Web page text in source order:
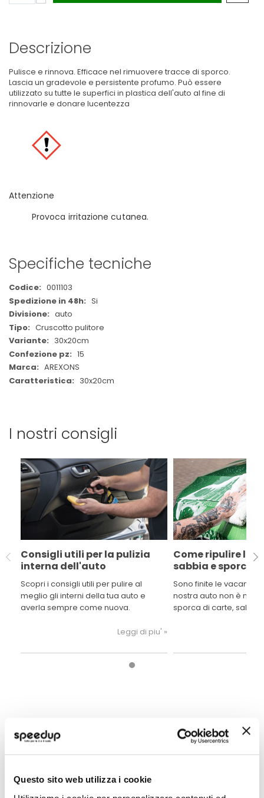
Questo sito web utilizza i cookie
Descrizione
Pulisce e rinnova. Efficace nel rimuovere tracce di sporco.
Lascia un gradevole e persistente profumo. Può essere
utilizzato su tutte le superfici in plastica dell'auto al fine di
rinnovarle e donare lucentezza
Attenzione
Provoca irritazione cutanea.
Specifiche tecniche
Maggiori
Informazioni
0011103
Si
auto
Cruscotto pulitore
30x20cm
15
AREXONS
30x20cm
I nostri consigli
Consigli utili per la pulizia
interna dell'auto
Scopri i consigli utili per pulire al
meglio gli interni della tua auto e
averla sempre come nuova.
Leggi di piu' »
Come ripulire
sabbia e sporco?
Sono finite le vacanze
nostra auto non è mai
sporca di carte,